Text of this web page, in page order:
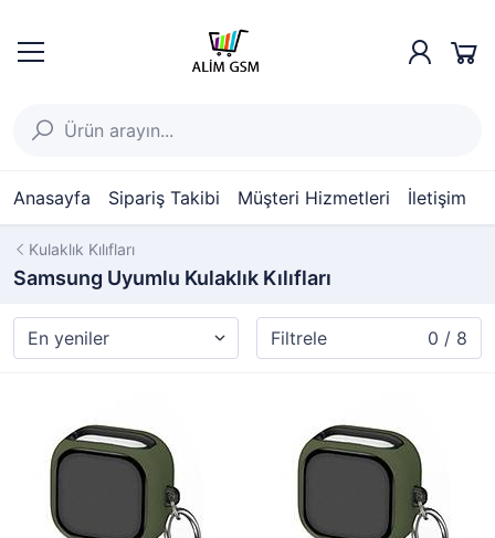
Anasayfa Sipariş Takibi Müşteri Hizmetleri İletişim
Kulaklık Kılıfları
Samsung Uyumlu Kulaklık Kılıfları
Filtrele 0 / 8